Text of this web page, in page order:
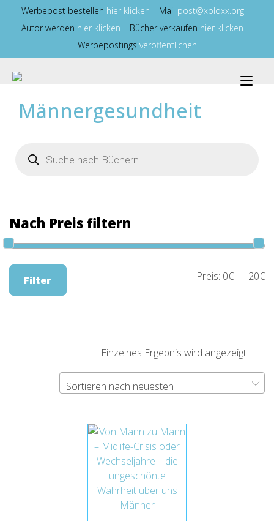
Inhalt
Werbepost bestellen hier klicken Mail post@xoloxx.org
Autor werden hier klicken Bücher verkaufen hier klicken
Werbepostings veröffentlichen
Männergesundheit
Einzelnes Ergebnis wird angezeigt
Sortieren nach neuesten
search
Nach Preis filtern
Filter Preis: 0€— 20€